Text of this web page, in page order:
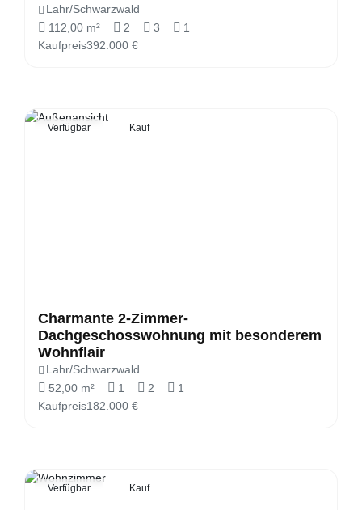
Lahr/Schwarzwald
112,00 m²
2 3
1
Kaufpreis392.000 €
Verfügbar Kauf
Charmante 2-Zimmer-
Dachgeschosswohnung mit besonderem
Wohnflair
Lahr/Schwarzwald
52,00 m²
1 2
1
Kaufpreis182.000 €
Verfügbar Kauf